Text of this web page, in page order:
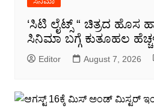
‘ಸಿಟಿ ಲೈಟ್ಸ್ “ ಚಿತ್ರದ ಹೊಸ
ಸಿನಿಮಾ ಬಗ್ಗೆ ಕುತೂಹಲ
Editor August 7, 2026